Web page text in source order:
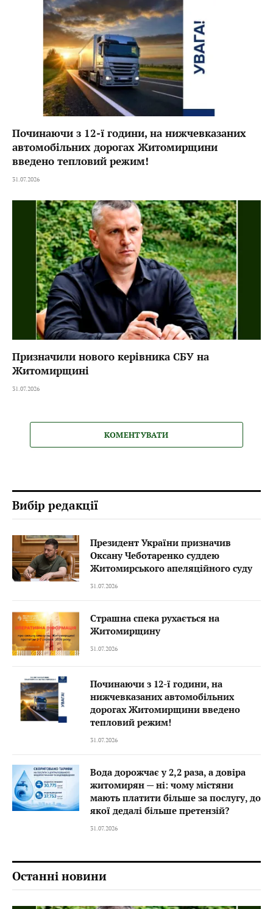
Починаючи з 12-ї години, на нижчевказаних
автомобільних дорогах Житомирщини
введено тепловий режим!
31.07.2026
Призначили нового керівника СБУ на
Житомирщині
31.07.2026
КОМЕНТУВАТИ
Вибір редакції
Президент України призначив
Оксану Чеботаренко суддею
Житомирського апеляційного суду
31.07.2026
Страшна спека рухається на
Житомирщину
31.07.2026
Починаючи з 12-ї години, на
нижчевказаних автомобільних
дорогах Житомирщини введено
тепловий режим!
31.07.2026
Вода дорожчає у 2,2 раза, а довіра
житомирян — ні: чому містяни
мають платити більше за послугу, до
якої дедалі більше претензій?
31.07.2026
Останні новини